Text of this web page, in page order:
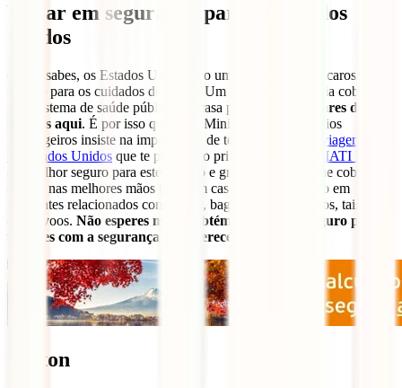
Viajar em segurança para os Estados
Unidos
Como sabes, os Estados Unidos são um dos países mais caros do
mundo para os cuidados de saúde. Um incidente que seria coberto
pelo sistema de saúde pública em casa pode custar
milhares de
dólares aqui. É por isso que até o Ministério dos Negócios
Estrangeiros insiste na importância de ter um
seguro de viagem para
os Estados Unidos que te proteja do princípio ao fim. O
IATI Estrela
é o melhor seguro para este destino e graças à sua enorme cobertura
estarás nas melhores mãos tanto em casos de saúde como em
incidentes relacionados com roubo, bagagem, entre outros, tais
como voos. Não esperes mais e obtém agora o teu seguro para
viajares com a segurança que mereces:
Boston